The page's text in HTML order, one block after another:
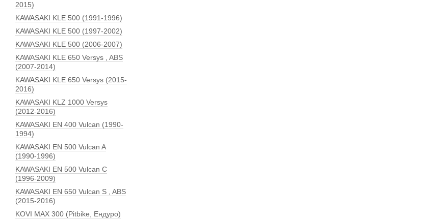
2015)
KAWASAKI KLE 500 (1991-1996)
KAWASAKI KLE 500 (1997-2002)
KAWASAKI KLE 500 (2006-2007)
KAWASAKI KLE 650 Versys , ABS
(2007-2014)
KAWASAKI KLE 650 Versys (2015-
2016)
KAWASAKI KLZ 1000 Versys
(2012-2016)
KAWASAKI EN 400 Vulcan (1990-
1994)
KAWASAKI EN 500 Vulcan A
(1990-1996)
KAWASAKI EN 500 Vulcan C
(1996-2009)
KAWASAKI EN 650 Vulcan S , ABS
(2015-2016)
KOVI MAX 300 (Pitbike, Ендуро)